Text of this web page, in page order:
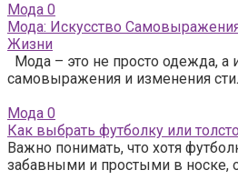
Мода 0
Мода: Искусство
Жизни
Мода – это не просто одежда, а
самовыражения и изменения
Мода 0
Как выбрать футболку или
Важно понимать, что хотя
забавными и простыми в носке,